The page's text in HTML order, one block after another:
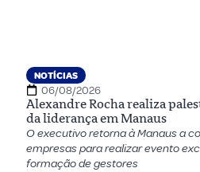
NOTÍCIAS
06/08/2026
Alexandre Rocha realiza
da liderança em Manaus
O executivo retorna à Manaus a
empresas para realizar evento
formação de gestores